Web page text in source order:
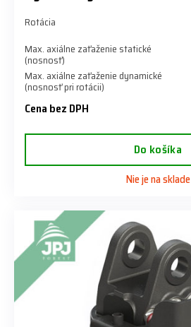
Rotácia
Max. axiálne zaťaženie statické
(nosnosť)
Max. axiálne zaťaženie dynamické
(nosnosť pri rotácii)
Cena bez DPH
Do košíka
Nie je na sklade